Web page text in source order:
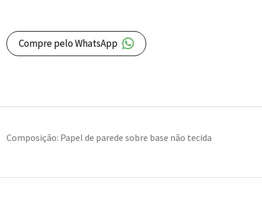
Compre pelo WhatsApp
Composição: Papel de parede sobre base não tecida